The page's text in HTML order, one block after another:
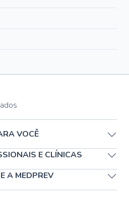
VOCÊ
E CLÍNICAS
A MEDPREV